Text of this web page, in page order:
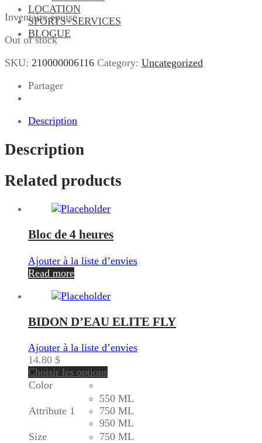
LOCATION
SPORTS+SERVICES
BLOGUE
Inventaire épuisé
Out of stock
SKU: 210000006116 Category: Uncategorized
Partager
Description
Description
Related products
Bloc de 4 heures
Ajouter à la liste d’envies
Read more
BIDON D’EAU ELITE FLY
Ajouter à la liste d’envies
14.80 $
Choisir les options
Color
Attribute 1
550 ML
750 ML
950 ML
Size
750 ML